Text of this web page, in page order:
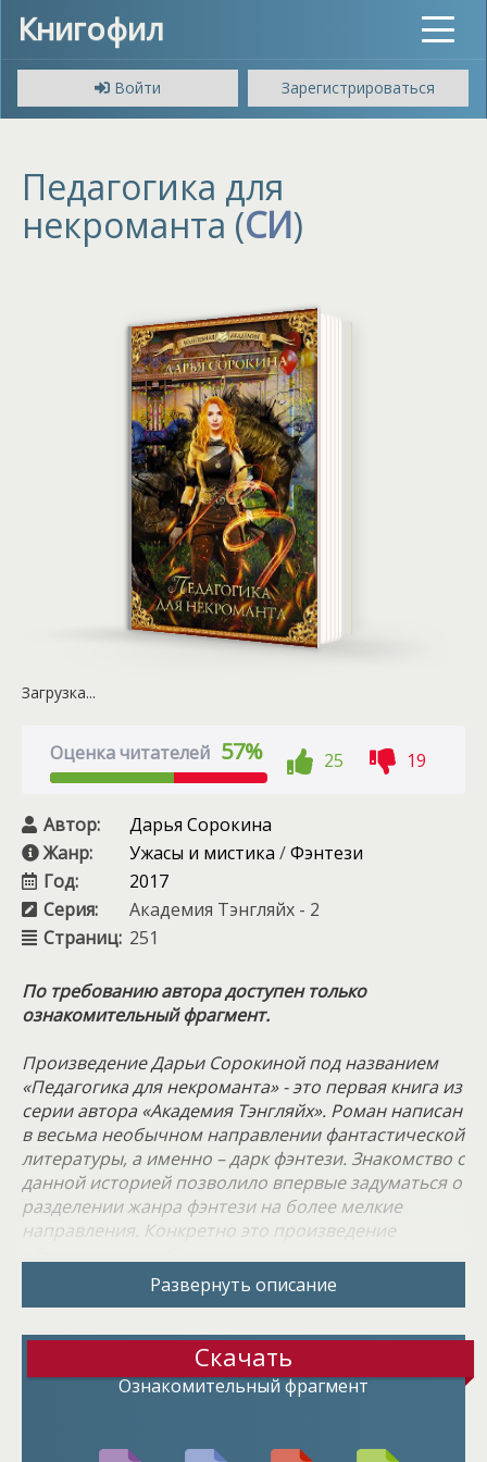
Книгофил
Toggle
Войти
Зарегистрироваться
Педагогика для
некроманта (СИ)
Загрузка...
Оценка читателей 57% 25 19
Автор:
Дарья Сорокина
Жанр:
Ужасы и мистика /Фэнтези
Год:
2017
Серия:
Академия Тэнгляйх - 2
Страниц: 251
По требованию автора доступен только
ознакомительный фрагмент.
Произведение Дарьи Сорокиной под названием
«Педагогика для некроманта» - это первая книга из
серии автора «Академия Тэнгляйх». Роман написан
в весьма необычном направлении фантастической
литературы, а именно – дарк фэнтези. Знакомство с
данной историей позволило впервые задуматься о
разделении жанра фэнтези на более мелкие
направления. Конкретно это произведение
совместимыми вещами. В конечном итоге у автора
получился весьма тёмный роман о любви.
Сюжет книги посвящен Академии Тэнгляйх и её
обитателям. Перед читателем оказывается
несколько действующих персонажей, в частности,
Натт. Таинственная смерть первого позволила
Развернуть описание
Скачать
Ознакомительный фрагмент